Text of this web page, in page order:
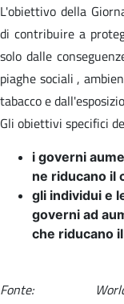
L'obiettivo della
di contribuire a
solo dalle
piaghe sociali ,
tabacco e
Gli obiettivi specifici
i governi
ne riducano il
gli individui e
governi ad
che riducano
Fonte: